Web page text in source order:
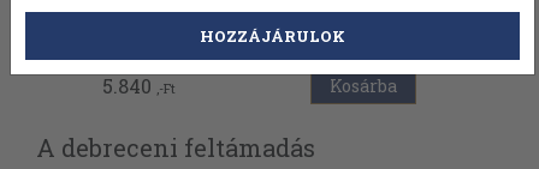
Vissza az előző oldalra
5.840 ,-Ft Kosárba
A debreceni feltámadás
HOZZÁJÁRULOK